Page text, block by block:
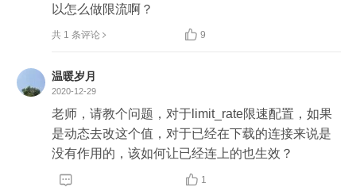
以怎么做限流啊？
共 1 条评论  9
温暖岁月
2020-12-29
老师，请教个问题，对于limit_rate限速配置，如果
是动态去改这个值，对于已经在下载的连接来说是
没有作用的，该如何让已经连上的也生效？
  1